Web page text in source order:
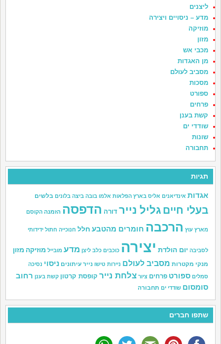
ליצנים
מדע – ניסויים ויצירה
מוזיקה
מזון
מכבי אש
מן האגדות
מסביב לעולם
מסכות
ספורט
פרחים
קשת בענן
שודדי ים
שונות
תחבורה
תגיות
אגדות אינדיאנים אליס בארץ הפלאות אלמו בובה ביצה בלונים בלשים
בעלי חיים גליל נייר דורה הדפסה הזמנה הקוסם
מארץ עוץ הרכבה חומרים מהטבע חלל חנוכייה חתול ידידותי
לסביבה יום הולדת יצירה כוכבים כלב ליצן מדע מובייל מוזיקה מזון
מנקי מקטרות מסביב לעולם ניירות טישו נייר עיתונים ניסוי נסיכה
סמלים ספורט פרחים ציור צלחת נייר קופסת קרטון קשת בענן רחוב
סומסום שודדי ים תחבורה
שתפו חברים